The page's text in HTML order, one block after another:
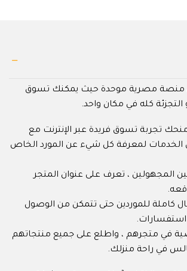
هى منصة مصرية موحدة حيث يمكنك تسوق
التجزئة كله في مكان واحد.
تجربة تسوق فريدة عبر الإنترنت مع
لمعرفة كل شيء عن المورد الخاص
المجهولين ، تعرف على عنوان المتجر
كاملة للموردين حتى تتمكن من الوصول
استفسارات.
في متجرهم ، واطلع على جميع منتجاتهم
في راحة منزلك.